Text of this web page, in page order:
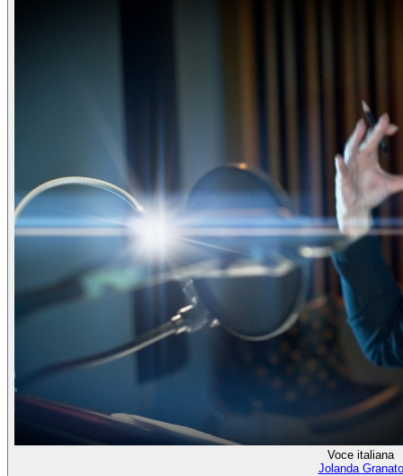
Voce italiana
Jolanda Granato